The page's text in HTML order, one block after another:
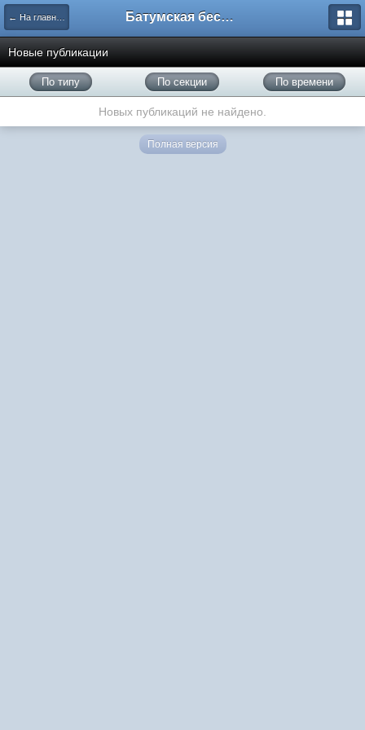
← На главную Батумская беседка
Новые публикации
По типу По секции По времени
Новых публикаций не найдено.
Полная версия